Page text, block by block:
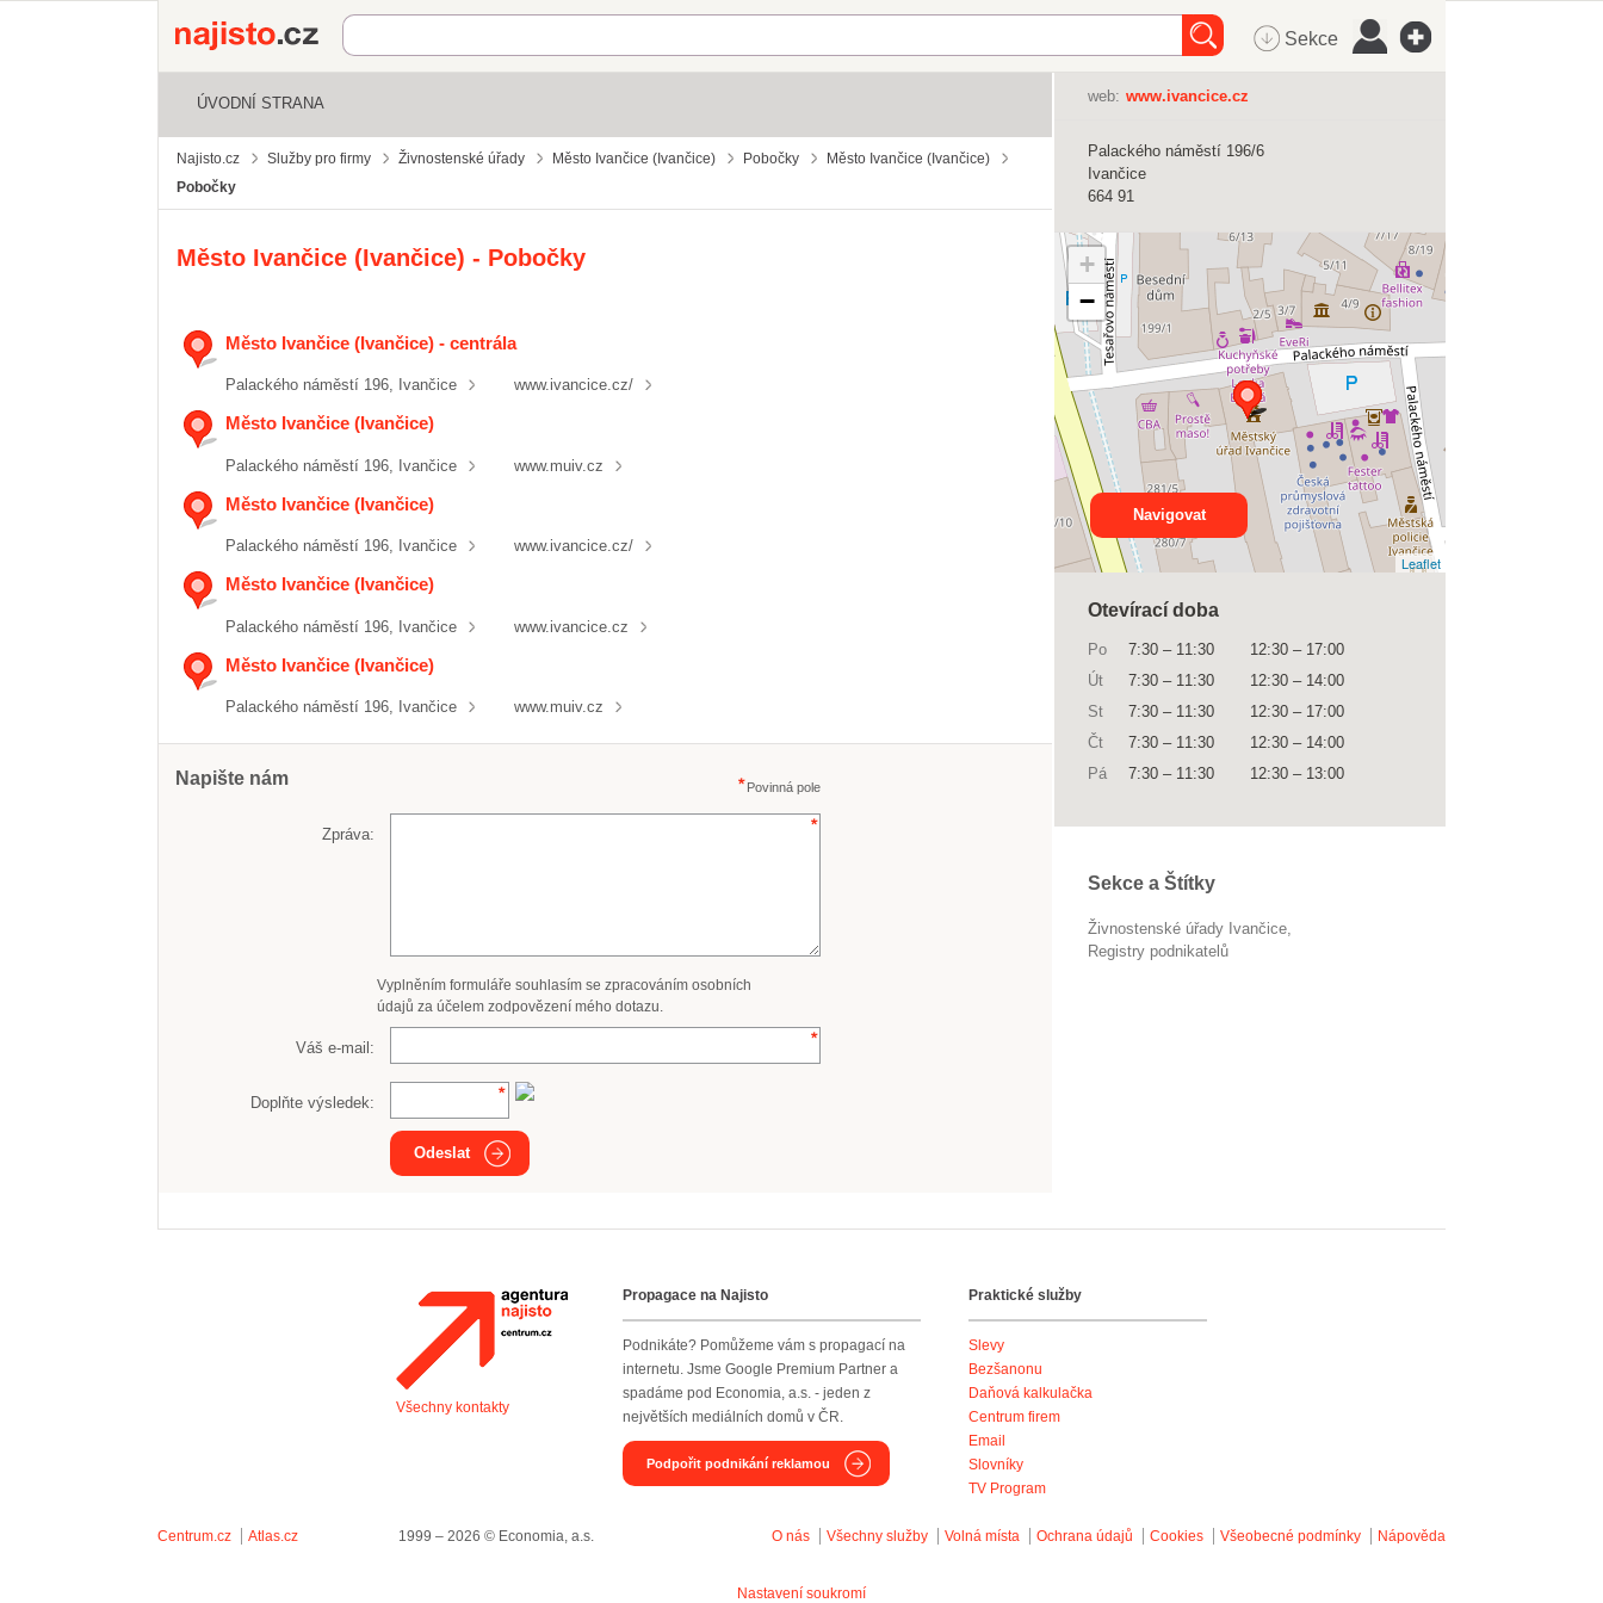
Najisto.cz Sekce
ÚVODNÍ STRANA
Najisto.cz Služby pro firmy Živnostenské úřady Město Ivančice (Ivančice) Pobočky
Město Ivančice (Ivančice)
Pobočky
Město Ivančice (Ivančice) - Pobočky
Město Ivančice (Ivančice) - centrála
Palackého náměstí 196, Ivančice www.ivancice.cz/
Město Ivančice (Ivančice)
Palackého náměstí 196, Ivančice www.muiv.cz
Město Ivančice (Ivančice)
Palackého náměstí 196, Ivančice www.ivancice.cz/
Město Ivančice (Ivančice)
Palackého náměstí 196, Ivančice www.ivancice.cz
Město Ivančice (Ivančice)
Palackého náměstí 196, Ivančice www.muiv.cz
Napište nám Povinná pole
Zpráva:
Vyplněním formuláře souhlasím se zpracováním osobních
údajů za účelem zodpovězení mého dotazu.
Váš e-mail:
Doplňte výsledek:
Odeslat
web: www.ivancice.cz
Palackého náměstí 196/6
Ivančice
664 91
+
−
Leaflet
Navigovat
Otevírací doba
Po 7:30 – 11:30 12:30 – 17:00
Út
7:30 – 11:30 12:30 – 14:00
St
7:30 – 11:30 12:30 – 17:00
Čt
7:30 – 11:30 12:30 – 14:00
Pá
7:30 – 11:30 12:30 – 13:00
Sekce a Štítky
Živnostenské úřady Ivančice
registry podnikatelů
Agentura Najisto
Všechny kontakty
Propagace na Najisto
Podnikáte? Pomůžeme vám s propagací na
internetu. Jsme Google Premium Partner a
spadáme pod Economia, a.s. - jeden z
největších mediálních domů v ČR.
Podpořit podnikání reklamou
Praktické služby
Slevy
Bezšanonu
Daňová kalkulačka
Centrum firem
Email
Slovníky
TV Program
Centrum.cz Atlas.cz 1999 – 2026 © Economia, a.s. O nás Všechny služby Volná místa Ochrana údajů Cookies Všeobecné podmínky Nápověda
Nastavení soukromí